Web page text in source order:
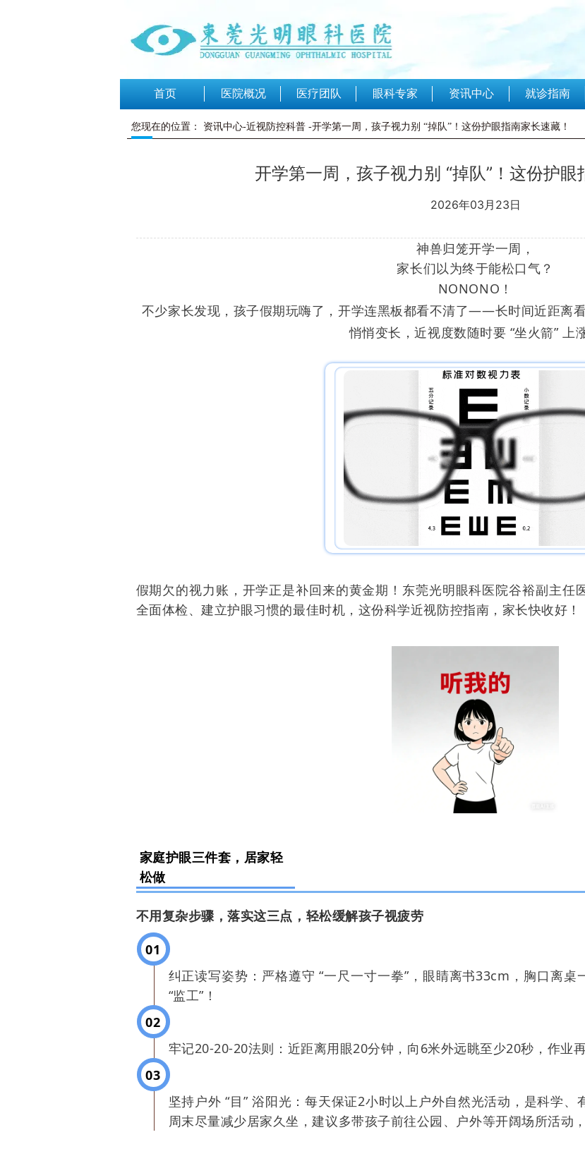
首页 医院概况 医疗团队 眼科专家 资讯中心 就诊指南
您现在的位置： 资讯中心-近视防控科普 -开学第一周，孩子视力别 “掉队”！这份护眼指南家长速藏！
开学第一周，孩子视力别 “掉队”！这份护眼
2026年03月23日
神兽归笼开学一周，
家长们以为终于能松口气？
NONONO！
不少家长发现，孩子假期玩嗨了，开学连黑板都看不清了——长时间近距离
悄悄变长，近视度数随时要 “坐火箭” 上
假期欠的视力账，开学正是补回来的黄金期！东莞光明眼科医院谷裕副主任
全面体检、建立护眼习惯的最佳时机，这份科学近视防控指南，家长快收好！
家庭护眼三件套，居家轻
松做
不用复杂步骤，落实这三点，轻松缓解孩子视疲劳
01
纠正读写姿势：严格遵守 “一尺一寸一拳”，眼睛离书33cm，胸口离
“监工”！
02
牢记20-20-20法则：近距离用眼20分钟，向6米外远眺至少20秒，作业再
03
坚持户外 “目” 浴阳光：每天保证2小时以上户外自然光活动，是科学、
周末尽量减少居家久坐，建议多带孩子前往公园、户外等开阔场所活动